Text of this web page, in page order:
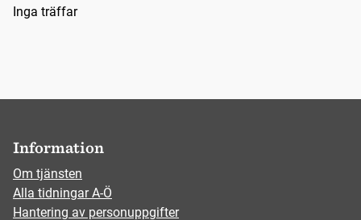
Sökresultat
Inga träffar
Information
Om tjänsten
Alla tidningar A-Ö
Hantering av personuppgifter